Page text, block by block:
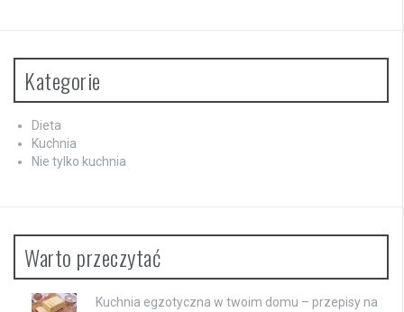
Kategorie
Dieta
Kuchnia
Nie tylko kuchnia
Warto przeczytać
Kuchnia egzotyczna w twoim domu – przepisy na